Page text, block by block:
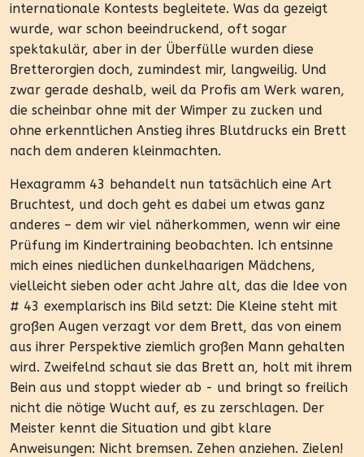
internationale Kontests begleitete. Was da gezeigt
wurde, war schon beeindruckend, oft sogar
spektakulär, aber in der Überfülle wurden diese
Bretterorgien doch, zumindest mir, langweilig. Und
zwar gerade deshalb, weil da Profis am Werk waren,
die scheinbar ohne mit der Wimper zu zucken und
ohne erkenntlichen Anstieg ihres Blutdrucks ein Brett
nach dem anderen kleinmachten.
Hexagramm 43 behandelt nun tatsächlich eine Art
Bruchtest, und doch geht es dabei um etwas ganz
anderes – dem wir viel näherkommen, wenn wir eine
Prüfung im Kindertraining beobachten. Ich entsinne
mich eines niedlichen dunkelhaarigen Mädchens,
vielleicht sieben oder acht Jahre alt, das die Idee von
# 43 exemplarisch ins Bild setzt: Die Kleine steht mit
großen Augen verzagt vor dem Brett, das von einem
aus ihrer Perspektive ziemlich großen Mann gehalten
wird. Zweifelnd schaut sie das Brett an, holt mit ihrem
Bein aus und stoppt wieder ab - und bringt so freilich
nicht die nötige Wucht auf, es zu zerschlagen. Der
Meister kennt die Situation und gibt klare
Anweisungen: Nicht bremsen. Zehen anziehen. Zielen!